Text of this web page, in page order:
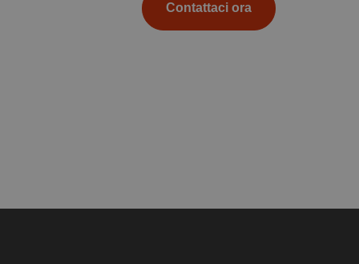
Contattaci ora